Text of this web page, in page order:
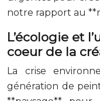
notre rapport au
L’écologie et
coeur de la
La crise
génération de